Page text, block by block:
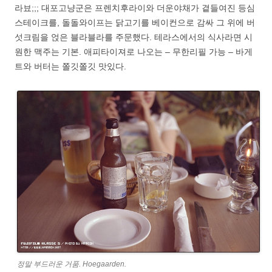
라뵤;;; 대포고냥군은 프렌치후라이와 더운야채가 곁들여진 등심
스테이크를, 돌돌와이프는 닭고기를 베이컨으로 감싸 그 위에 버
섯크림을 얹은 블라블라를 주문했다. 테라스에서의 식사라면 시
원한 맥주는 기본. 애피타이져로 나오는 – 무한리필 가능 – 바게
트와 버터는 쫄깃쫄깃 맛있다.
정말 부드러운 거품. Hoegaarden.